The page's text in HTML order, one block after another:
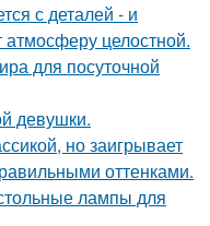
с деталей - и
целостной.
для посуточной
девушки.
но заигрывает
оттенками.
лампы для